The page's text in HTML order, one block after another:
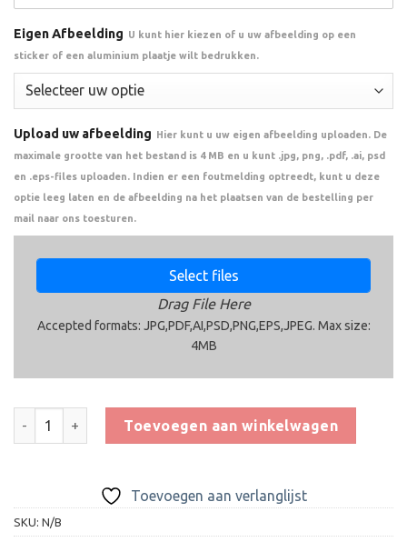
Eigen Afbeelding U kunt hier kiezen of u uw afbeelding op een
sticker of een aluminium plaatje wilt bedrukken.
Upload uw afbeelding Hier kunt u uw eigen afbeelding uploaden. De
maximale grootte van het bestand is 4 MB en u kunt .jpg, png, .pdf, .ai, psd
en .eps-files uploaden. Indien er een foutmelding optreedt, kunt u deze
optie leeg laten en de afbeelding na het plaatsen van de bestelling per
mail naar ons toesturen.
Select files
Drag File Here
Accepted formats: JPG,PDF,AI,PSD,PNG,EPS,JPEG. Max size:
4MB
Toevoegen aan winkelwagen
Toevoegen aan verlanglijst
SKU: N/B